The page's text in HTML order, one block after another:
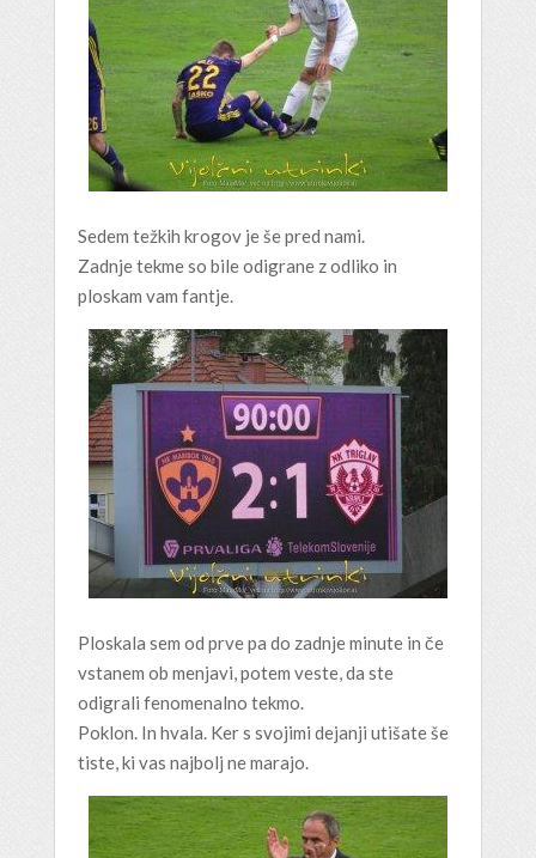
Sedem težkih krogov je še pred nami.
Zadnje tekme so bile odigrane z odliko in
ploskam vam fantje.
Ploskala sem od prve pa do zadnje minute in če
vstanem ob menjavi, potem veste, da ste
odigrali fenomenalno tekmo.
Poklon. In hvala. Ker s svojimi dejanji utišate še
tiste, ki vas najbolj ne marajo.